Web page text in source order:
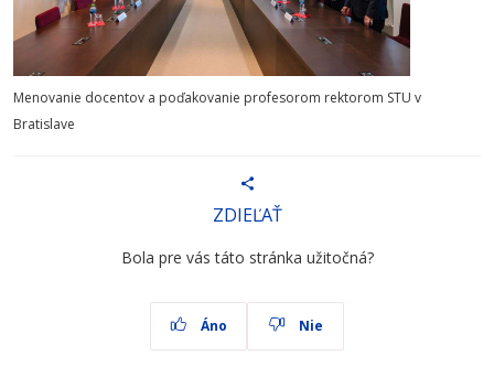
Menovanie docentov a poďakovanie profesorom rektorom STU v
Bratislave
ZDIEĽAŤ
Bola pre vás táto stránka užitočná?
Áno Nie